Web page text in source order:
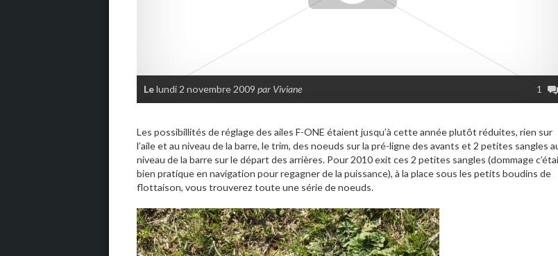
Lelundi 2 novembre 2009 par Viviane 1
Les possibillités de réglage des ailes F-ONE étaient jusqu’à cette année plutôt réduites, rien sur
l’aile et au niveau de la barre, le trim, des noeuds sur la pré-ligne des avants et 2 petites sangles
niveau de la barre sur le départ des arrières. Pour 2010 exit ces 2 petites sangles (dommage
bien pratique en navigation pour regagner de la puissance), à la place sous les petits boudins de
flottaison, vous trouverez toute une série de noeuds.